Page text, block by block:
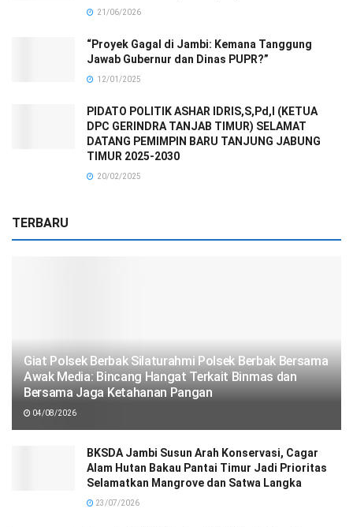
21/06/2026
“Proyek Gagal di Jambi: Kemana Tanggung
Jawab Gubernur dan Dinas PUPR?”
12/01/2025
PIDATO POLITIK ASHAR IDRIS,S,Pd,I (KETUA
DPC GERINDRA TANJAB TIMUR) SELAMAT
DATANG PEMIMPIN BARU TANJUNG JABUNG
TIMUR 2025-2030
20/02/2025
TERBARU
Giat Polsek Berbak Silaturahmi Polsek Berbak Bersama
Awak Media: Bincang Hangat Terkait Binmas dan
Bersama Jaga Ketahanan Pangan
04/08/2026
BKSDA Jambi Susun Arah Konservasi, Cagar
Alam Hutan Bakau Pantai Timur Jadi Prioritas
Selamatkan Mangrove dan Satwa Langka
23/07/2026